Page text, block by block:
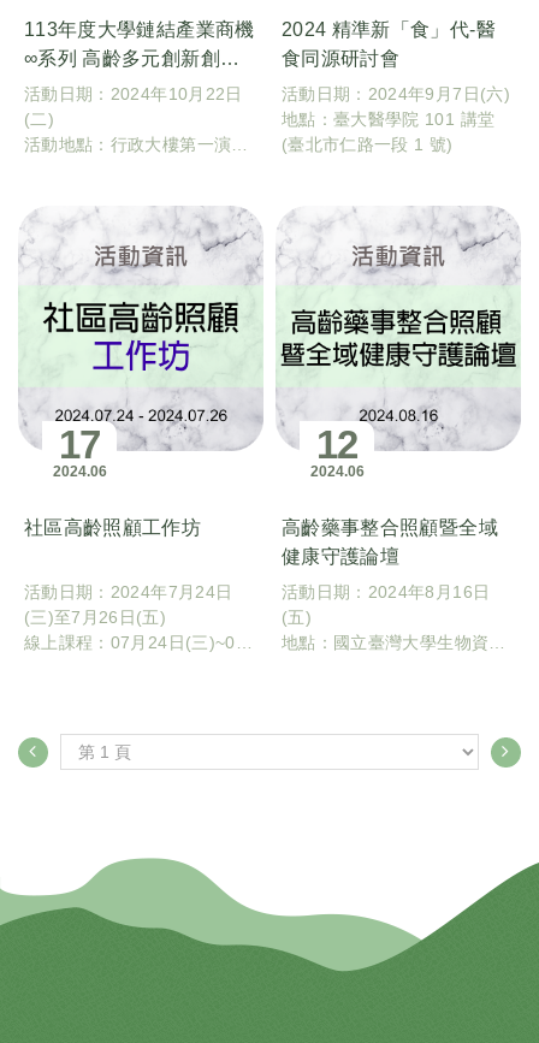
113年度大學鏈結產業商機
∞系列 高齡多元創新創業
論壇及產學媒合會
活動日期：2024年10月22日
(二)
活動地點：行政大樓第一演講
學)
2024 精準新「食」代-醫
食同源研討會
活動日期：2024年9月7日(六)
地點：臺大醫學院 101 講堂
(臺北市仁路一段 1 號)
17
06
2024
社區高齡照顧工作坊
活動日期：2024年7月24日
(三)至7月26日(五)
線上課程：07月24日(三)~07
社區（新竹縣寶山鄉寶新路二
段251巷25號）
12
06
2024
高齡藥事整合照顧暨全域
健康守護論壇
活動日期：2024年8月16日
(五)
地點：國立臺灣大學生物資源